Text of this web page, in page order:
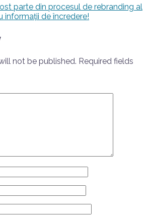
parte din procesul de rebranding al
informații de încredere!
not be published. Required fields